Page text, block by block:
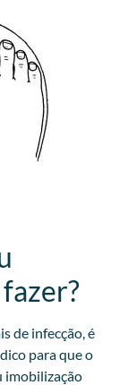
de infecção, é
para que o
imobilização